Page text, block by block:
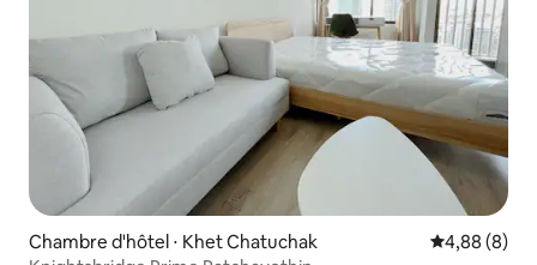
Chambre d'hôtel ⋅ Khet Chatuchak Évaluation
4,88 (8)